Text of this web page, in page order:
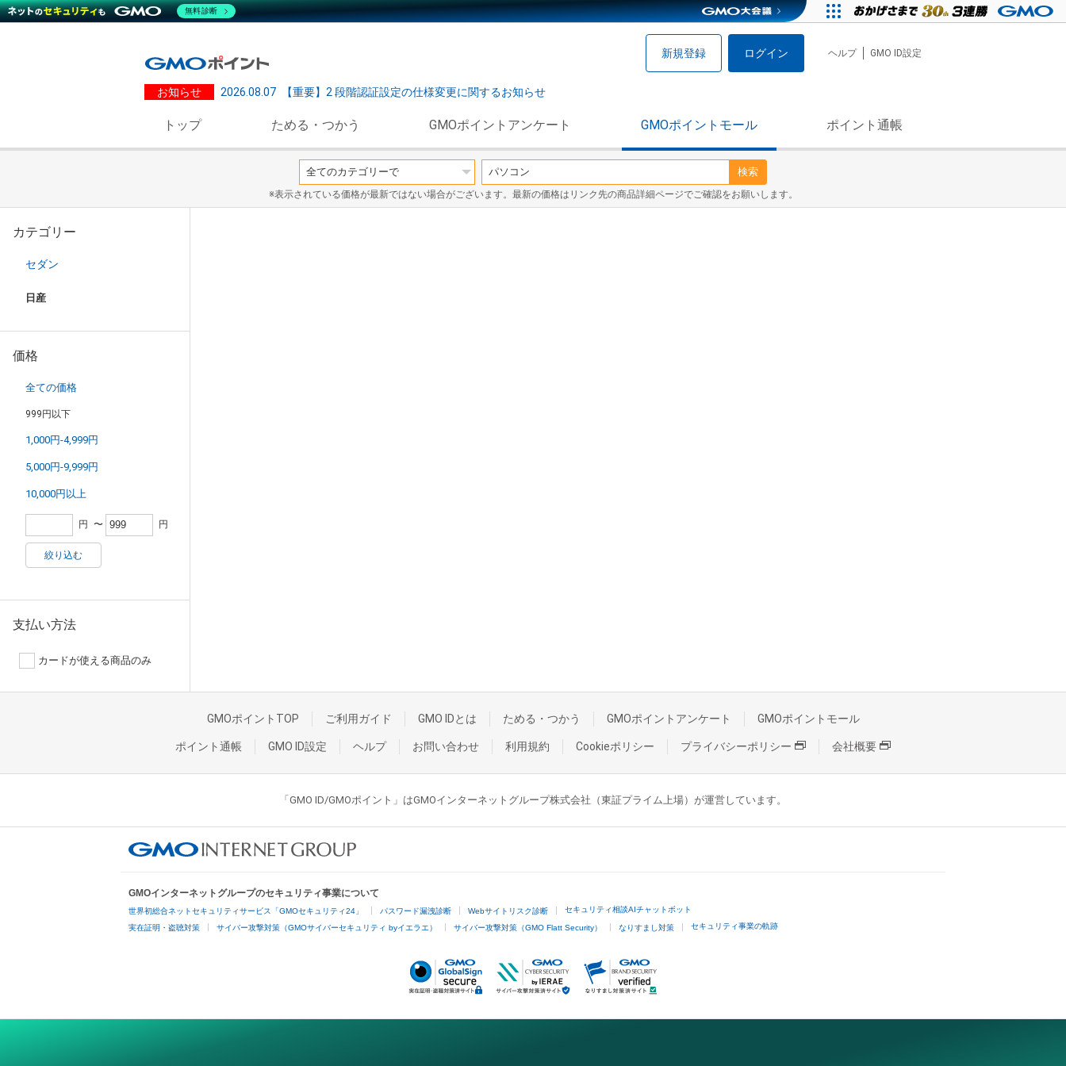
新規登録 ログイン ヘルプ GMO ID設定
お知らせ 2026.08.07 【重要】2 段階認証設定の仕様変更に関するお知らせ
トップ ためる・つかう GMOポイントアンケート GMOポイントモール ポイント通帳
検索
※表示されている価格が最新ではない場合がございます。最新の価格はリンク先の商品詳細ページでご確認をお願いします。
カテゴリー
セダン
日産
価格
全ての価格
999円以下
1,000円-4,999円
5,000円-9,999円
10,000円以上
円 〜 円
絞り込む
支払い方法
カードが使える商品のみ
GMOポイントTOP ご利用ガイド GMO IDとは ためる・つかう GMOポイントアンケート GMOポイントモール
ポイント通帳 GMO ID設定 ヘルプ お問い合わせ 利用規約 Cookieポリシー プライバシーポリシー 会社概要
「GMO ID/GMOポイント」はGMOインターネットグループ株式会社（東証プライム上場）が運営しています。
GMOインターネットグループのセキュリティ事業について
世界初総合ネットセキュリティサービス「GMOセキュリティ24」 パスワード漏洩診断 Webサイトリスク診断 セキュリティ相談AIチャットボット
実在証明・盗聴対策 サイバー攻撃対策（GMOサイバーセキュリティ byイエラエ） サイバー攻撃対策（GMO Flatt Security） なりすまし対策 セキュリティ事業の軌跡
無料診断